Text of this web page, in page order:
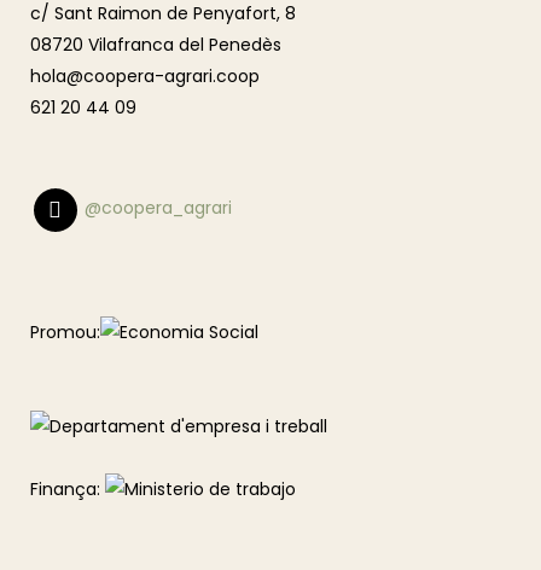
c/ Sant Raimon de Penyafort, 8
08720 Vilafranca del Penedès
hola@coopera-agrari.coop
621 20 44 09
@coopera_agrari
Promou:
Finança: